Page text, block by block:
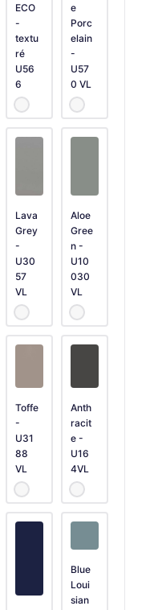
ECO
-
textu
ré
U56
6
e
Porc
elain
-
U57
0 VL
Lava
Grey
-
U30
57
VL
Aloe
Gree
n -
U10
030
VL
Toffe
-
U31
88
VL
Anth
racit
e -
U16
4VL
Blue
Loui
sian